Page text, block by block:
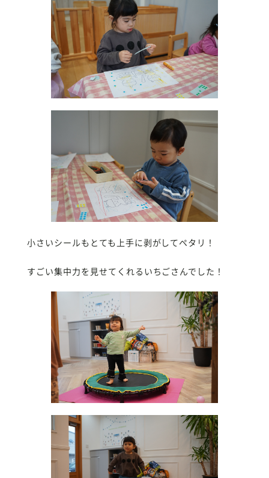
小さいシールもとても上手に剥がしてペタリ！
すごい集中力を見せてくれるいちごさんでした！